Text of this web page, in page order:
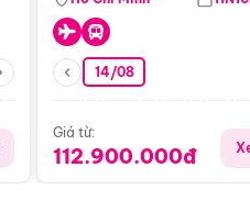
14/08
Giá từ:
112.900.000đ